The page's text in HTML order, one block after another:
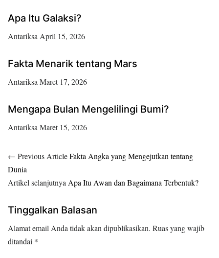
Apa Itu Galaksi?
AntariksaApril 15, 2026
Fakta Menarik tentang Mars
AntariksaMaret 17, 2026
Mengapa Bulan Mengelilingi Bumi?
AntariksaMaret 15, 2026
← Previous ArticleFakta Angka yang Mengejutkan tentang
Dunia
Artikel selanjutnyaApa Itu Awan dan Bagaimana Terbentuk?
Tinggalkan Balasan
Alamat email Anda tidak akan dipublikasikan. Ruas yang wajib
ditandai *